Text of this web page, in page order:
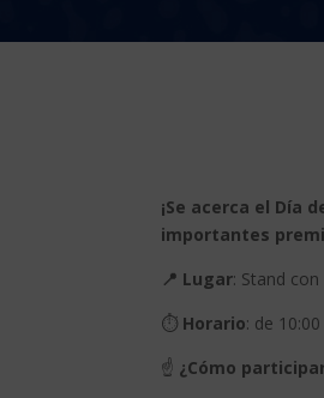
¡Se acerca el Día
importantes
📍 Lugar: Stand
⏱ Horario: de
☝ ¿Cómo